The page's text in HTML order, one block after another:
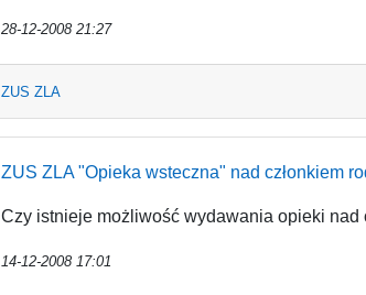
28-12-2008 21:27
ZUS ZLA
ZUS ZLA "Opieka wsteczna" nad członkiem
Czy istnieje możliwość wydawania opieki nad
14-12-2008 17:01